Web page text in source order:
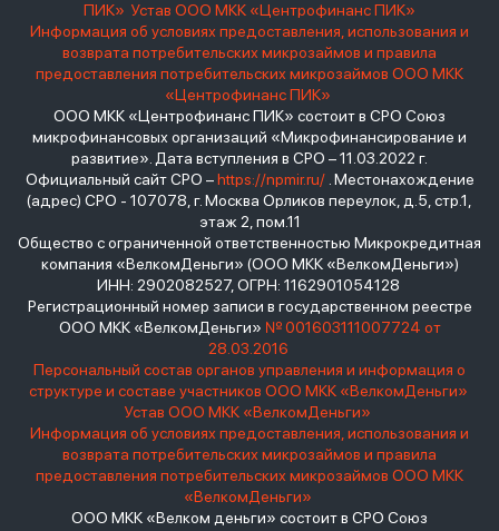
ПИК» Устав ООО МКК «Центрофинанс ПИК»
Информация об условиях предоставления, использования и
возврата потребительских микрозаймов и правила
предоставления потребительских микрозаймов ООО МКК
«Центрофинанс ПИК»
ООО МКК «Центрофинанс ПИК» состоит в СРО Союз
микрофинансовых организаций «Микрофинансирование и
развитие». Дата вступления в СРО – 11.03.2022 г.
Официальный сайт СРО –https://npmir.ru/. Местонахождение
(адрес) СРО - 107078, г. Москва Орликов переулок, д.5, стр.1,
этаж 2, пом.11
Общество с ограниченной ответственностью Микрокредитная
компания «ВелкомДеньги» (ООО МКК «ВелкомДеньги»)
ИНН: 2902082527, ОГРН: 1162901054128
Регистрационный номер записи в государственном реестре
ООО МКК «ВелкомДеньги» № 001603111007724 от
28.03.2016
Персональный состав органов управления и информация о
структуре и составе участников ООО МКК «ВелкомДеньги»
Устав ООО МКК «ВелкомДеньги»
Информация об условиях предоставления, использования и
возврата потребительских микрозаймов и правила
предоставления потребительских микрозаймов ООО МКК
«ВелкомДеньги»
ООО МКК «Велком деньги» состоит в СРО Союз